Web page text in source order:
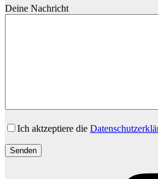
Deine Nachricht
Ich aktzeptiere die